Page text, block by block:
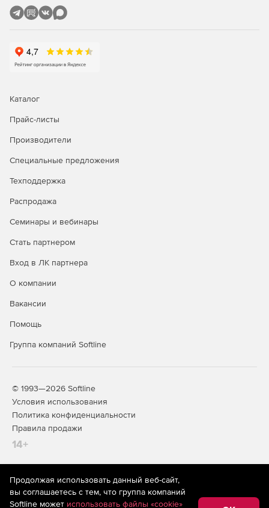
Каталог
Прайс-листы
Производители
Специальные предложения
Техподдержка
Распродажа
Семинары и вебинары
Стать партнером
Вход в ЛК партнера
О компании
Вакансии
Помощь
Группа компаний Softline
© 1993—2026 Softline
Условия использования
Политика конфиденциальности
Правила продажи
14+
На информационном ресурсе store.softline.ru применяются
рекомендательные технологии(информационные технологии
Продолжая использовать данный веб-сайт,
вы соглашаетесь с тем, что группа компаний
Softline может использовать файлы «cookie»